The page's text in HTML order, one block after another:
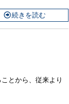
続きを読む
とから、従来より